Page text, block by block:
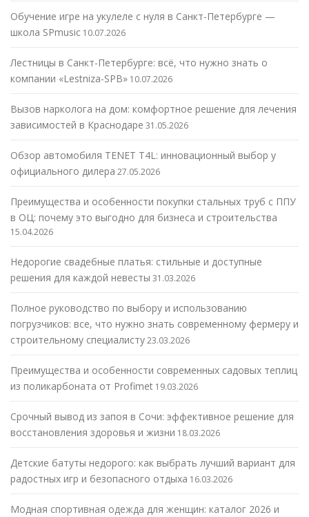
Обучение игре на укулеле с нуля в Санкт-Петербурге —
школа SPmusic 10.07.2026
Лестницы в Санкт-Петербурге: всё, что нужно знать о
компании «Lestniza-SPB» 10.07.2026
Вызов нарколога на дом: комфортное решение для лечения
зависимостей в Краснодаре 31.05.2026
Обзор автомобиля TENET T4L: инновационный выбор у
официального дилера 27.05.2026
Преимущества и особенности покупки стальных труб с ППУ
в ОЦ: почему это выгодно для бизнеса и строительства
15.04.2026
Недорогие свадебные платья: стильные и доступные
решения для каждой невесты 31.03.2026
Полное руководство по выбору и использованию
погрузчиков: все, что нужно знать современному фермеру и
строительному специалисту23.03.2026
Преимущества и особенности современных садовых теплиц
из поликарбоната от Profimet 19.03.2026
Срочный вывод из запоя в Сочи: эффективное решение для
восстановления здоровья и жизни 18.03.2026
Детские батуты недорого: как выбрать лучший вариант для
радостных игр и безопасного отдыха 16.03.2026
Модная спортивная одежда для женщин: каталог 2026 и